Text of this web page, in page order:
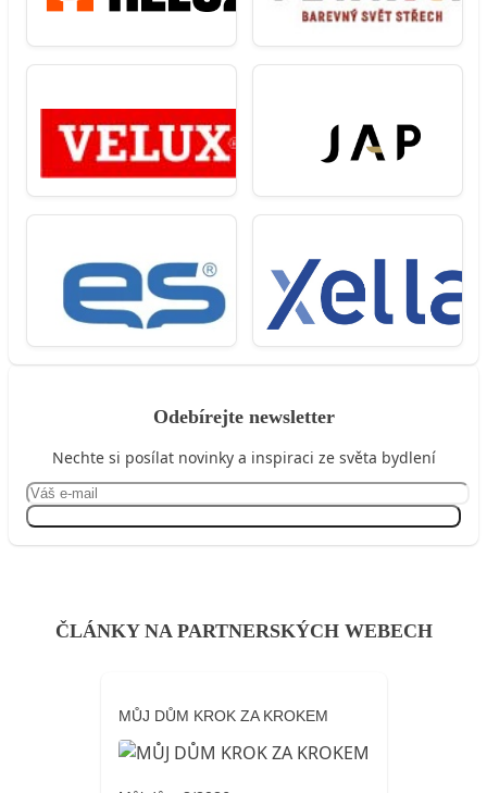
Odebírejte newsletter
Nechte si posílat novinky a inspiraci ze světa bydlení
ČLÁNKY NA PARTNERSKÝCH WEBECH
MŮJ DŮM KROK ZA KROKEM